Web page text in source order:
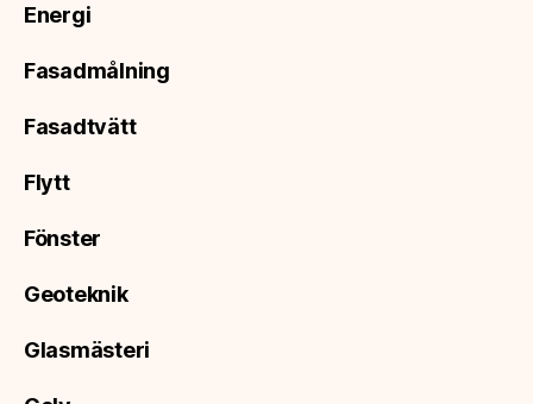
Energi
Fasadmålning
Fasadtvätt
Flytt
Fönster
Geoteknik
Glasmästeri